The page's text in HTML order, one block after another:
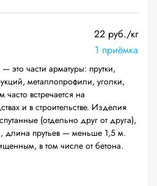
22 руб./кг
1 приёмка
это части арматуры: прутки,
металлопрофили, уголки,
встречается на
и в строительстве. Изделия
(отдельно друг от друга),
прутьев — меньше 1,5 м.
в том числе от бетона.